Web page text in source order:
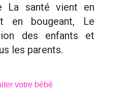
La santé vient en
en bougeant, Le
des enfants et
les parents.
votre bébé